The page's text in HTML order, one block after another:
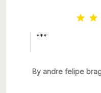
 
***
By andre felipe